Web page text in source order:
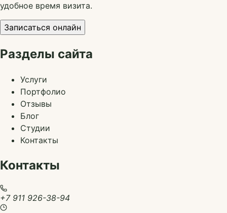
удобное время визита.
Записаться онлайн
Разделы сайта
Услуги
Портфолио
Отзывы
Блог
Студии
Контакты
Контакты
+7 911 926-38-94